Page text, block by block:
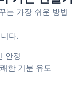
는 가장 쉬운 방법
다.
안정
한 기분 유도